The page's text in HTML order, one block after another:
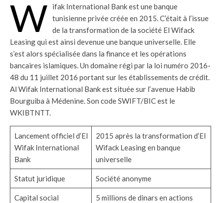
W
ifak International Bank est une banque
tunisienne privée créée en 2015. C’était à l’issue
de la transformation de la société El Wifack
Leasing qui est ainsi devenue une banque universelle. Elle
s’est alors spécialisée dans la finance et les opérations
bancaires islamiques. Un domaine régi par la loi numéro 2016-
48 du 11 juillet 2016 portant sur les établissements de crédit.
Al Wifak International Bank est située sur l’avenue Habib
Bourguiba à Médenine. Son code SWIFT/BIC est le
WKIBTNTT.
Lancement officiel d’El
Wifak International
Bank
2015 après la transformation d’El
Wifack Leasing en banque
universelle
Statut juridique Société anonyme
Capital social 5 millions de dinars en actions